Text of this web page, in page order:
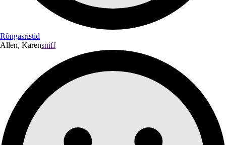
Rõngasristid
Allen, Karensniff